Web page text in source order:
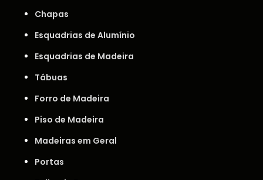
Chapas
Esquadrias de Alumínio
Esquadrias de Madeira
Tábuas
Forro de Madeira
Piso de Madeira
Madeiras em Geral
Portas